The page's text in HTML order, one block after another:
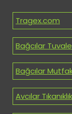
Tragex.com
Bağcılar
Bağcılar Mutfak
Avcılar